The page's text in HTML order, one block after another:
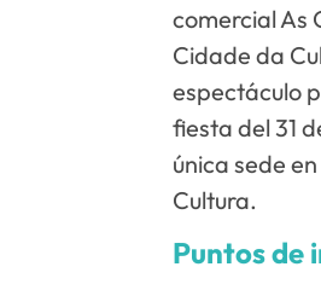
comercial As
Cidade da
espectáculo
fiesta del 31
única sede
Cultura.
Puntos de